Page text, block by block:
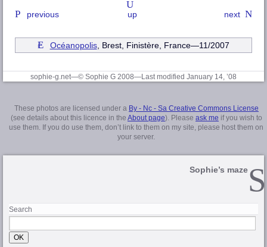
previous next
up
Océanopolis, Brest, Finistère, France—11/2007
sophie-g.net—© Sophie G 2008—Last modified January 14, ’08
These photos are licensed under a By - Nc - Sa Creative Commons License
(see details about this licence in the About page). Please ask me if you wish to
use them. If you do use them, don’t link to them on my site, please host them on
your server.
Sophie’s maze
Search